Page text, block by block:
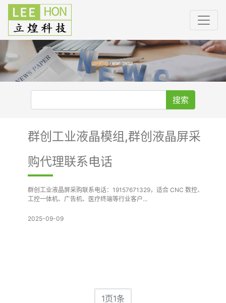
搜索
群创工业液晶模组,群创液晶屏采
购代理联系电话
群创工业液晶屏采购联系电话：19157671329，适合 CNC 数控、
工控一体机、广告机、医疗终端等行业客户...
2025-09-09
1页1条